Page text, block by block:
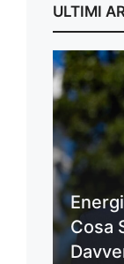
ULTIMI
Cosa